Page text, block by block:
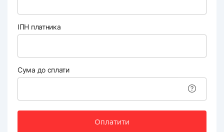
ІПН платника
Сума до сплати
Оплатити